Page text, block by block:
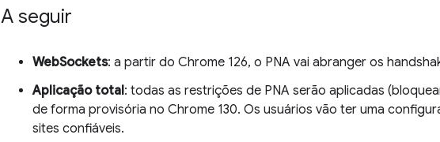
A seguir
WebSockets: a partir do Chrome 126, o PNA vai abranger os
Aplicação total: todas as restrições de PNA serão aplicadas
de forma provisória no Chrome 130. Os usuários vão ter uma
sites confiáveis.